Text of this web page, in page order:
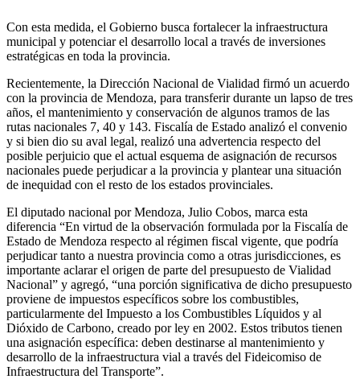
Con esta medida, el Gobierno busca fortalecer la infraestructura
municipal y potenciar el desarrollo local a través de inversiones
estratégicas en toda la provincia.
Recientemente, la Dirección Nacional de Vialidad firmó un acuerdo
con la provincia de Mendoza, para transferir durante un lapso de tres
años, el mantenimiento y conservación de algunos tramos de las
rutas nacionales 7, 40 y 143. Fiscalía de Estado analizó el convenio
y si bien dio su aval legal, realizó una advertencia respecto del
posible perjuicio que el actual esquema de asignación de recursos
nacionales puede perjudicar a la provincia y plantear una situación
de inequidad con el resto de los estados provinciales.
El diputado nacional por Mendoza, Julio Cobos, marca esta
diferencia “En virtud de la observación formulada por la Fiscalía de
Estado de Mendoza respecto al régimen fiscal vigente, que podría
perjudicar tanto a nuestra provincia como a otras jurisdicciones, es
importante aclarar el origen de parte del presupuesto de Vialidad
Nacional” y agregó, “una porción significativa de dicho presupuesto
proviene de impuestos específicos sobre los combustibles,
particularmente del Impuesto a los Combustibles Líquidos y al
Dióxido de Carbono, creado por ley en 2002. Estos tributos tienen
una asignación específica: deben destinarse al mantenimiento y
desarrollo de la infraestructura vial a través del Fideicomiso de
Infraestructura del Transporte”.